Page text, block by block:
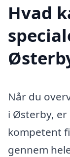
Hvad
Når du
i Østerby,
kompetent
gennem